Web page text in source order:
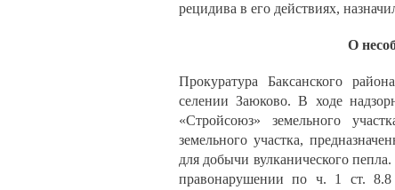
рецидива в его действиях,
О
Прокуратура Баксанского
селении Заюково. В ходе
«Стройсоюз» земельного
земельного участка,
для добычи вулканического
правонарушении по ч. 1 ст.